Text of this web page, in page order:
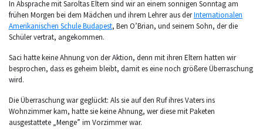
In Absprache mit Saroltas Eltern sind wir an einem sonnigen Sonntag am
frühen Morgen bei dem Mädchen und ihrem Lehrer aus derInternationalen
Amerikanischen Schule Budapest, Ben O’Brian, und seinem Sohn, der die
Schüler vertrat, angekommen.
Saci hatte keine Ahnung von der Aktion, denn mit ihren Eltern hatten wir
besprochen, dass es geheim bleibt, damit es eine noch größere Überraschung
wird.
Die Überraschung war geglückt: Als sie auf den Ruf ihres Vaters ins
Wohnzimmer kam, hatte sie keine Ahnung, wer diese mit Paketen
ausgestattete „Menge” im Vorzimmer war.